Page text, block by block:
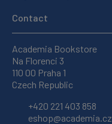
Contact
Academia Bookstore
Na Florenci 3
110 00 Praha 1
Czech Republic
+420 221 403 858
eshop@academia.cz